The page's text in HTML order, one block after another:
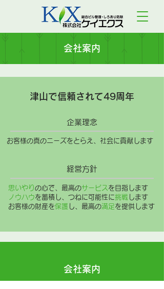
会社案内
津山で信頼されて49周年
企業理念
お客様の真のニーズをとらえ、社会に貢献します
経営方針
思いやりの心で、最高のサービス を目指します
ノウハウを蓄積し、つねに可能性に挑戦 します
お客様の財産を保護 し、最高の満足を提供します
会社案内